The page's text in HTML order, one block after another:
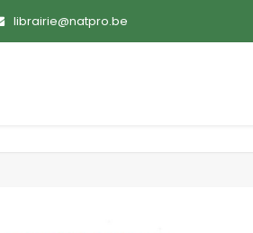
librairie@natpro.be